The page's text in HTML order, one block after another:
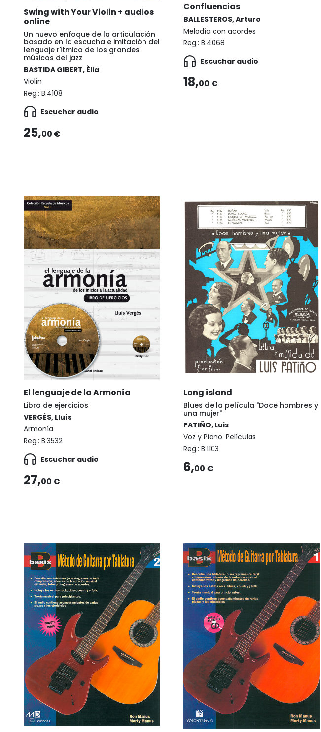
Swing with Your Violin + audios
online
Un nuevo enfoque de la articulación
basado en la escucha e imitación del
lenguaje rítmico de los grandes
músicos del jazz
BASTIDA GIBERT, Èlia
Violín
Reg.: B.4108
Escuchar audio
25,00 €
Confluencias
BALLESTEROS, Arturo
Melodía con acordes
Reg.: B.4068
Escuchar audio
18,00 €
El lenguaje de la Armonía
Libro de ejercicios
VERGÉS, Lluís
Armonía
Reg.: B.3532
Escuchar audio
27,00 €
Long island
Blues de la película "Doce hombres y
una mujer"
PATIÑO, Luis
Voz y Piano. Películas
Reg.: B.1103
6,00 €